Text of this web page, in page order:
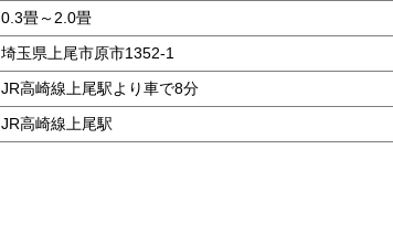
0.3畳～2.0畳
埼玉県上尾市原市1352-1
JR高崎線上尾駅より車で8分
JR高崎線上尾駅